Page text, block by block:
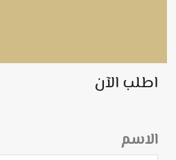
اطلب الآن
الاسم